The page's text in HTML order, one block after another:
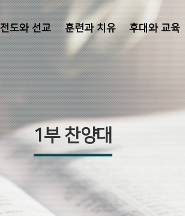
전도와 선교 훈련과 치유 후대와 교육
1부 찬양대